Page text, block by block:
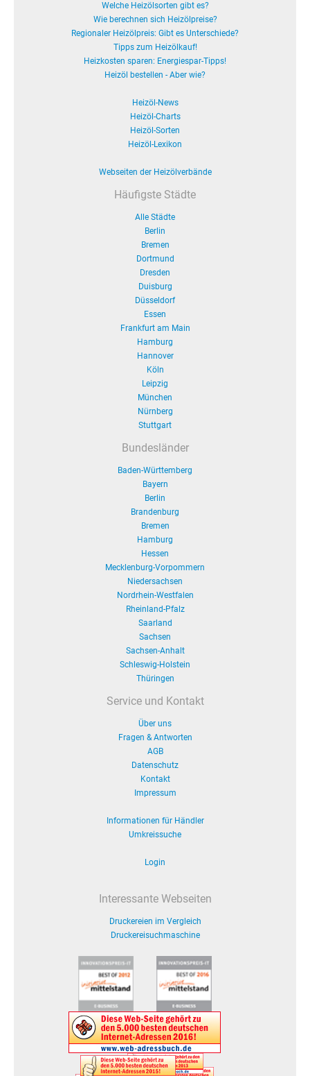
Welche Heizölsorten gibt es?
Wie berechnen sich Heizölpreise?
Regionaler Heizölpreis: Gibt es Unterschiede?
Tipps zum Heizölkauf!
Heizkosten sparen: Energiespar-Tipps!
Heizöl bestellen - Aber wie?
Heizöl-News
Heizöl-Charts
Heizöl-Sorten
Heizöl-Lexikon
Webseiten der Heizölverbände
Häufigste Städte
Alle Städte
Berlin
Bremen
Dortmund
Dresden
Duisburg
Düsseldorf
Essen
Frankfurt am Main
Hamburg
Hannover
Köln
Leipzig
München
Nürnberg
Stuttgart
Bundesländer
Baden-Württemberg
Bayern
Berlin
Brandenburg
Bremen
Hamburg
Hessen
Mecklenburg-Vorpommern
Niedersachsen
Nordrhein-Westfalen
Rheinland-Pfalz
Saarland
Sachsen
Sachsen-Anhalt
Schleswig-Holstein
Thüringen
Service und Kontakt
Über uns
Fragen & Antworten
AGB
Datenschutz
Kontakt
Impressum
Informationen für Händler
Umkreissuche
Login
Interessante Webseiten
Druckereien im Vergleich
Druckereisuchmaschine